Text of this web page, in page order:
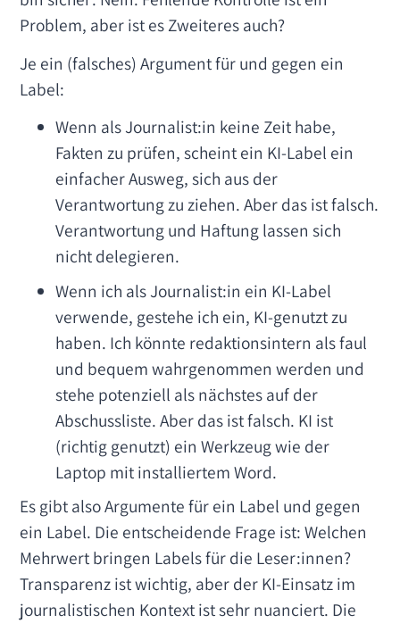
Problem, aber ist es Zweiteres auch?
Je ein (falsches) Argument für und gegen ein
Label:
Wenn als Journalist:in keine Zeit habe,
Fakten zu prüfen, scheint ein KI-Label ein
einfacher Ausweg, sich aus der
Verantwortung zu ziehen. Aber das ist falsch.
Verantwortung und Haftung lassen sich
nicht delegieren.
Wenn ich als Journalist:in ein KI-Label
verwende, gestehe ich ein, KI-genutzt zu
haben. Ich könnte redaktionsintern als faul
und bequem wahrgenommen werden und
stehe potenziell als nächstes auf der
Abschussliste. Aber das ist falsch. KI ist
(richtig genutzt) ein Werkzeug wie der
Laptop mit installiertem Word.
Es gibt also Argumente für ein Label und gegen
ein Label. Die entscheidende Frage ist: Welchen
Mehrwert bringen Labels für die Leser:innen?
Transparenz ist wichtig, aber der KI-Einsatz im
journalistischen Kontext ist sehr nuanciert. Die